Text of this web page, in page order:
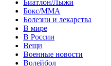
Биатлон/Лыжи
Бокс/MMA
Болезни и лекарства
В мире
В России
Вещи
Военные новости
Волейбол